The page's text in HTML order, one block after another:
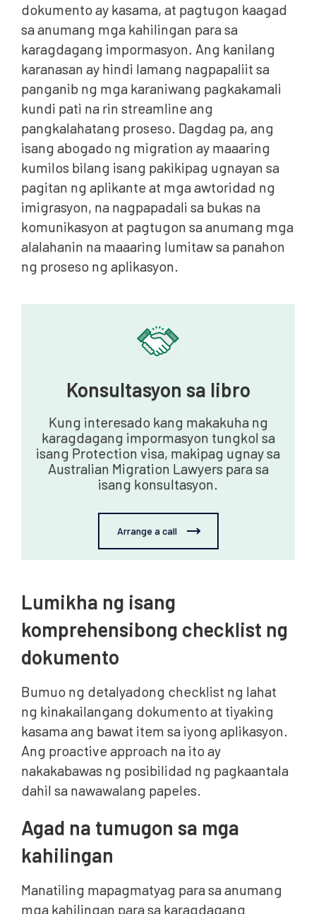
dokumento ay kasama, at pagtugon kaagad
sa anumang mga kahilingan para sa
karagdagang impormasyon. Ang kanilang
karanasan ay hindi lamang nagpapaliit sa
panganib ng mga karaniwang pagkakamali
kundi pati na rin streamline ang
pangkalahatang proseso. Dagdag pa, ang
isang abogado ng migration ay maaaring
kumilos bilang isang pakikipag ugnayan sa
pagitan ng aplikante at mga awtoridad ng
imigrasyon, na nagpapadali sa bukas na
komunikasyon at pagtugon sa anumang mga
alalahanin na maaaring lumitaw sa panahon
ng proseso ng aplikasyon.
Konsultasyon sa libro
Kung interesado kang makakuha ng
karagdagang impormasyon tungkol sa
isang Protection visa, makipag ugnay sa
Australian Migration Lawyers para sa
isang konsultasyon.
Arrange a call
Lumikha ng isang
komprehensibong checklist ng
dokumento
Bumuo ng detalyadong checklist ng lahat
ng kinakailangang dokumento at tiyaking
kasama ang bawat item sa iyong aplikasyon.
Ang proactive approach na ito ay
nakakabawas ng posibilidad ng pagkaantala
dahil sa nawawalang papeles.
Agad na tumugon sa mga
kahilingan
Manatiling mapagmatyag para sa anumang
mga kahilingan para sa karagdagang